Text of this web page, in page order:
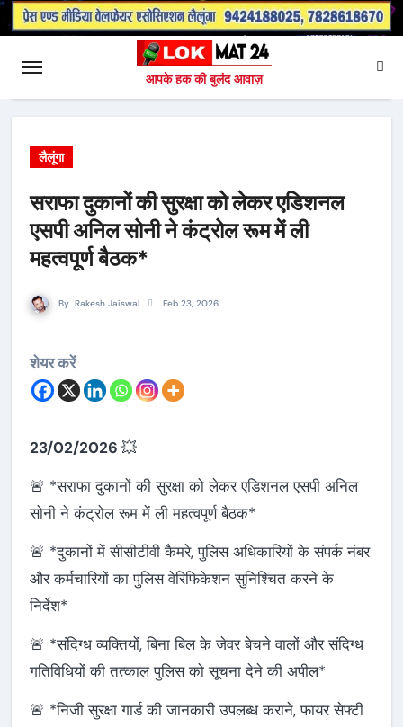
आपके हक की बुलंद आवाज़
लैलूंगा
सराफा दुकानों की सुरक्षा को लेकर एडिशनल
एसपी अनिल सोनी ने कंट्रोल रूम में ली
महत्वपूर्ण बैठक*
By Rakesh Jaiswal Feb 23, 2026
शेयर करें
23/02/2026 💥
🚨 *सराफा दुकानों की सुरक्षा को लेकर एडिशनल एसपी अनिल
सोनी ने कंट्रोल रूम में ली महत्वपूर्ण बैठक*
🚨 *दुकानों में सीसीटीवी कैमरे, पुलिस अधिकारियों के संपर्क नंबर
और कर्मचारियों का पुलिस वेरिफिकेशन सुनिश्चित करने के
निर्देश*
🚨 *संदिग्ध व्यक्तियों, बिना बिल के जेवर बेचने वालों और संदिग्ध
गतिविधियों की तत्काल पुलिस को सूचना देने की अपील*
🚨 *निजी सुरक्षा गार्ड की जानकारी उपलब्ध कराने, फायर सेफ्टी